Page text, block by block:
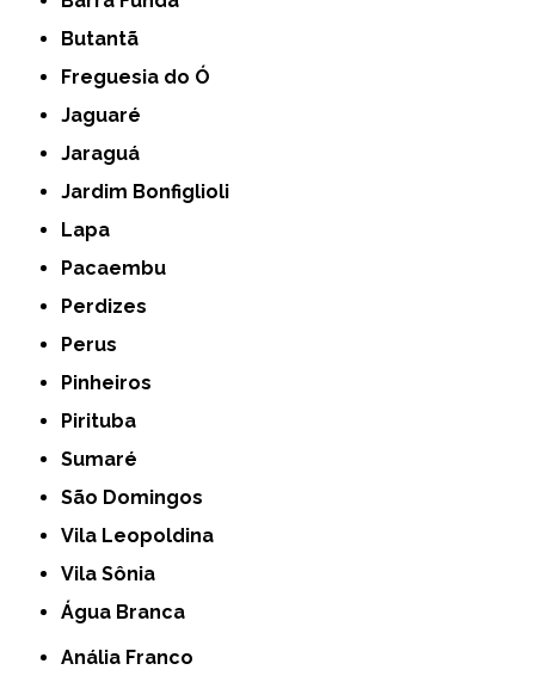
Butantã
Freguesia do Ó
Jaguaré
Jaraguá
Jardim Bonfiglioli
Lapa
Pacaembu
Perdizes
Perus
Pinheiros
Pirituba
Sumaré
São Domingos
Vila Leopoldina
Vila Sônia
Água Branca
Anália Franco